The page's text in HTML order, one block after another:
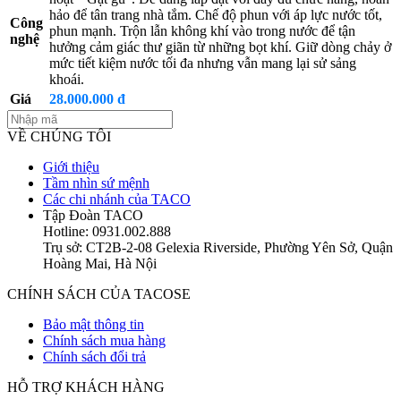
Công
nghệ
hảo để tân trang nhà tắm. Chế độ phun với áp lực nước tốt,
phun mạnh. Trộn lẫn không khí vào trong nước để tận
hưởng cảm giác thư giãn từ những bọt khí. Giữ dòng chảy ở
mức tiết kiệm nước tối đa nhưng vẫn mang lại sử sảng
khoái.
Giá
28.000.000 đ
VỀ CHÚNG TÔI
Giới thiệu
Tầm nhìn sứ mệnh
Các chi nhánh của TACO
Tập Đoàn TACO
Hotline: 0931.002.888
Trụ sở: CT2B-2-08 Gelexia Riverside, Phường Yên Sở, Quận
Hoàng Mai, Hà Nội
CHÍNH SÁCH CỦA TACOSE
Bảo mật thông tin
Chính sách mua hàng
Chính sách đổi trả
HỖ TRỢ KHÁCH HÀNG